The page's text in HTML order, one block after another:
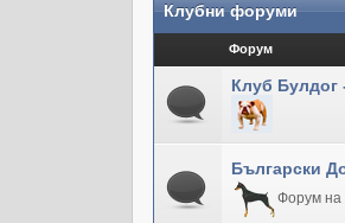
Клубни форуми
Форум
Клуб Булдог
Български
Форум на